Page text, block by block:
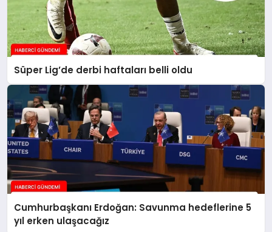
Süper Lig’de derbi haftaları belli oldu
Cumhurbaşkanı Erdoğan: Savunma hedeflerine 5
yıl erken ulaşacağız